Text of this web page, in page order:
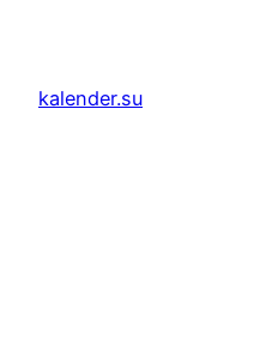
springen
kalender.su